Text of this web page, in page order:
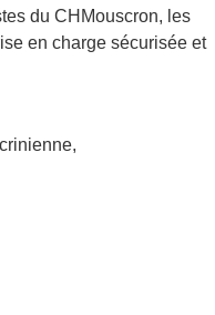
du CHMouscron, les
en charge sécurisée et